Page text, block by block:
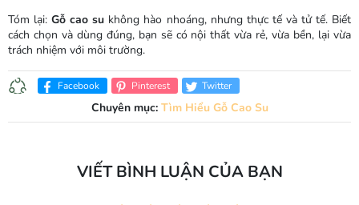
Tóm lại:Gỗ cao su không hào nhoáng, nhưng thực tế và tử tế. Biết
cách chọn và dùng đúng, bạn sẽ có nội thất vừa rẻ, vừa bền, lại vừa
trách nhiệm với môi trường.
Facebook Pinterest Twitter
Chuyên mục: Tìm Hiểu Gỗ Cao Su
VIẾT BÌNH LUẬN CỦA BẠN